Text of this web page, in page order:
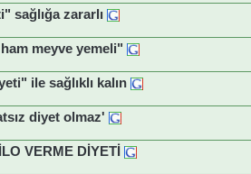
sağlığa zararlı
meyve yemeli"
ile sağlıklı kalın
diyet olmaz'
VERME DİYETİ